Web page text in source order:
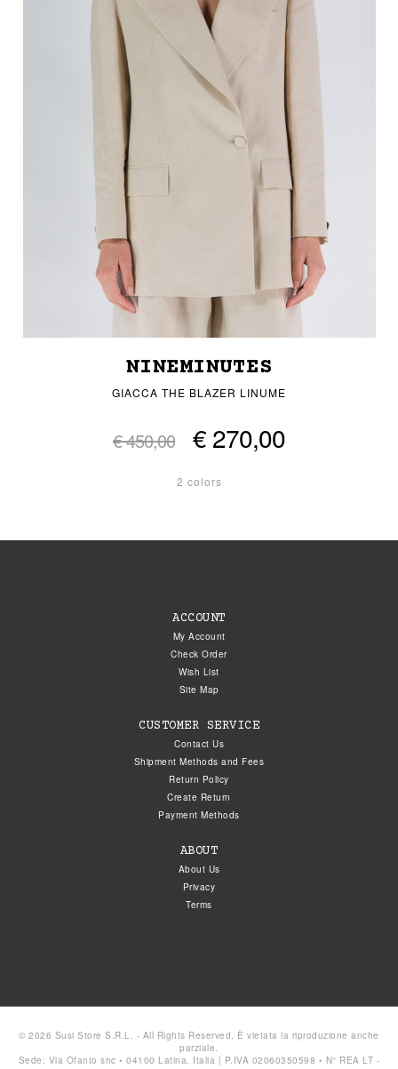
NINEMINUTES
GIACCA THE BLAZER LINUME
€ 450,00 € 270,00
2 colors
ACCOUNT
My Account
Check Order
Wish List
Site Map
CUSTOMER SERVICE
Contact Us
Shipment Methods and Fees
Return Policy
Create Return
Payment Methods
ABOUT
About Us
Privacy
Terms
© 2026 Susi Store S.R.L. - All Rights Reserved. È vietata la riproduzione anche
parziale.
Sede: Via Ofanto snc • 04100 Latina, Italia | P.IVA 02060350598 • N° REA LT -